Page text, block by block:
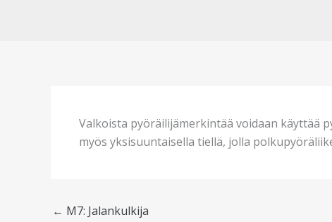
Valkoista pyöräilijämerkintää voidaan käyttää
myös yksisuuntaisella tiellä, jolla
← M7: Jalankulkija